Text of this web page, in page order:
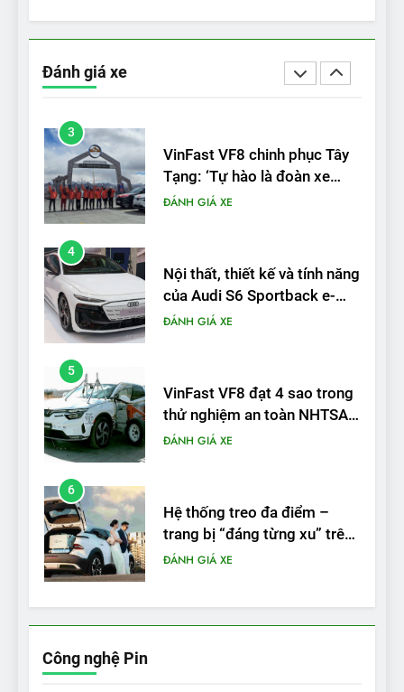
Đánh giá xe
‘Wuling Bingo ồn, không có
trạm sạc, nhưng vẫn bán
3
VinFast VF8 chinh phục Tây
Tạng: ‘Tự hào là đoàn xe
điện Việt Nam đầu tiên lăn
ĐÁNH GIÁ XE
4
Nội thất, thiết kế và tính năng
của Audi S6 Sportback e-
tron
ĐÁNH GIÁ XE
5
VinFast VF8 đạt 4 sao trong
thử nghiệm an toàn NHTSA
tại Mỹ
ĐÁNH GIÁ XE
6
Hệ thống treo đa điểm –
trang bị “đáng từng xu” trên
VinFast VF 6
ĐÁNH GIÁ XE
7
Công nghệ Pin